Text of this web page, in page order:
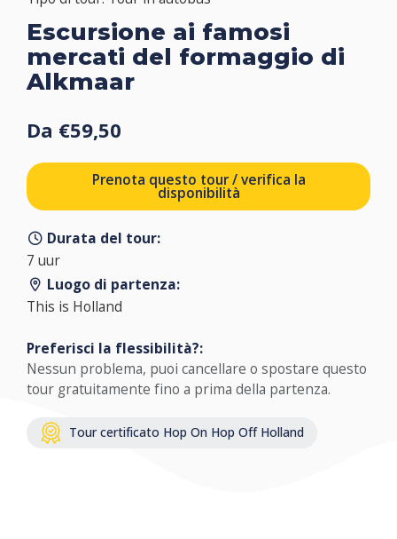
Escursione ai famosi
mercati del formaggio di
Alkmaar
Da €59,50
Prenota questo tour / verifica la
disponibilità
Durata del tour:
7 uur
Luogo di partenza:
This is Holland
Preferisci la flessibilità?:
Nessun problema, puoi cancellare o spostare questo
tour gratuitamente fino a prima della partenza.
Tour certificato Hop On Hop Off Holland